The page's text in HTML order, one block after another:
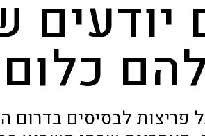
יודעים
לבסיסים בדרום